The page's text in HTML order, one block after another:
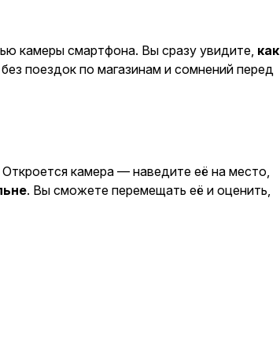
камеры смартфона. Вы сразу увидите, как
поездок по магазинам и сомнений перед
Откроется камера — наведите её на место,
. Вы сможете перемещать её и оценить,